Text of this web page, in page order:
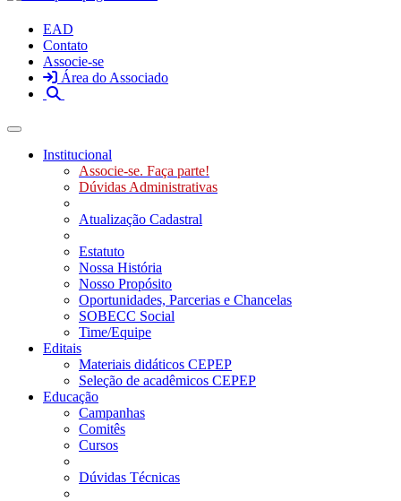
EAD
Contato
Associe-se
Área do Associado
Toggle navigation
Institucional
Associe-se. Faça parte!
Dúvidas Administrativas
Atualização Cadastral
Estatuto
Nossa História
Nosso Propósito
Oportunidades, Parcerias e Chancelas
SOBECC Social
Time/Equipe
Editais
Materiais didáticos CEPEP
Seleção de acadêmicos CEPEP
Educação
Campanhas
Comitês
Cursos
Dúvidas Técnicas